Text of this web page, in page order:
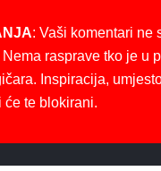
: Vaši komentari ne
rasprave tko je u
Inspiracija,
će te blokirani.